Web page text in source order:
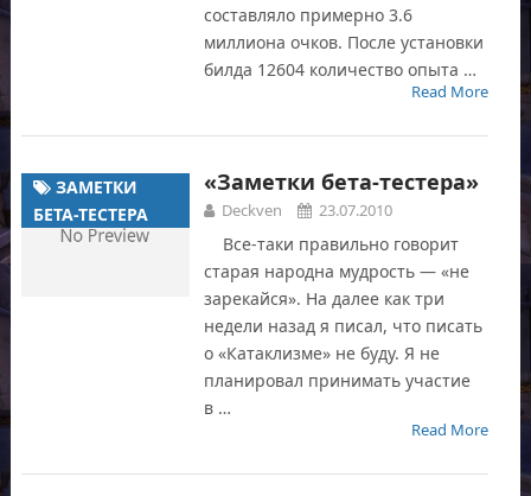
составляло примерно 3.6
миллиона очков. После установки
билда 12604 количество опыта …
Read More
ЗАМЕТКИ
БЕТА-ТЕСТЕРА
«Заметки бета-тестера»
Deckven 23.07.2010
Все-таки правильно говорит
старая народна мудрость — «не
зарекайся». На далее как три
недели назад я писал, что писать
о «Катаклизме» не буду. Я не
планировал принимать участие
в …
Read More